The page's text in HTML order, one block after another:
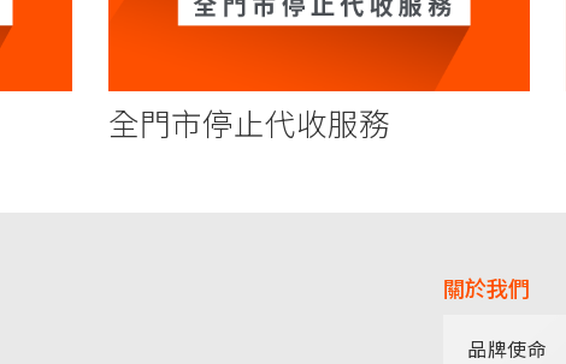
全門市停止代收服務
關於我們
品牌使命